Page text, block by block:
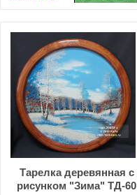
Тарелка деревянная с
рисунком "Зима" ТД-60